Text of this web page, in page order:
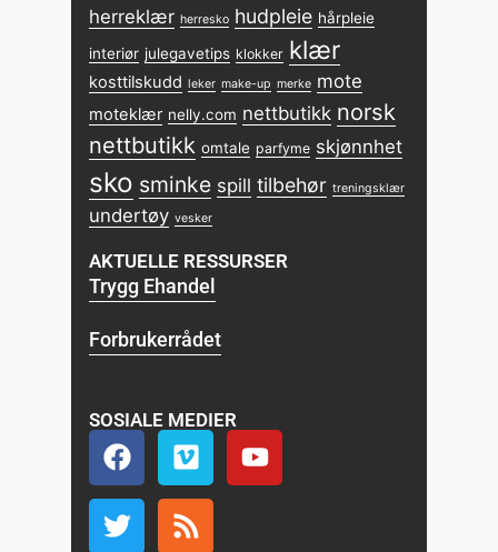
herreklær herresko hudpleie hårpleie
interiør julegavetips klokker klær
kosttilskudd leker make-up merke mote
moteklær nelly.com nettbutikk norsk
nettbutikk omtale parfyme skjønnhet
sko sminke spill tilbehør treningsklær
undertøy vesker
AKTUELLE RESSURSER
Trygg Ehandel
Forbrukerrådet
SOSIALE MEDIER